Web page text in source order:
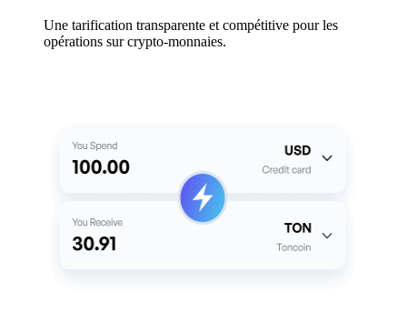
Une tarification transparente et compétitive pour les
opérations sur crypto-monnaies.